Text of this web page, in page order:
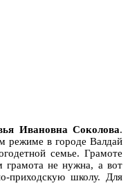
Ивановна Соколова.
режиме в городе Валдай
семье. Грамоте
грамота не нужна, а вот
приходскую школу. Для